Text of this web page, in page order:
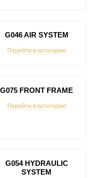
G046 AIR SYSTEM
Перейти в категорию
G075 FRONT FRAME
Перейти в категорию
G054 HYDRAULIC
SYSTEM